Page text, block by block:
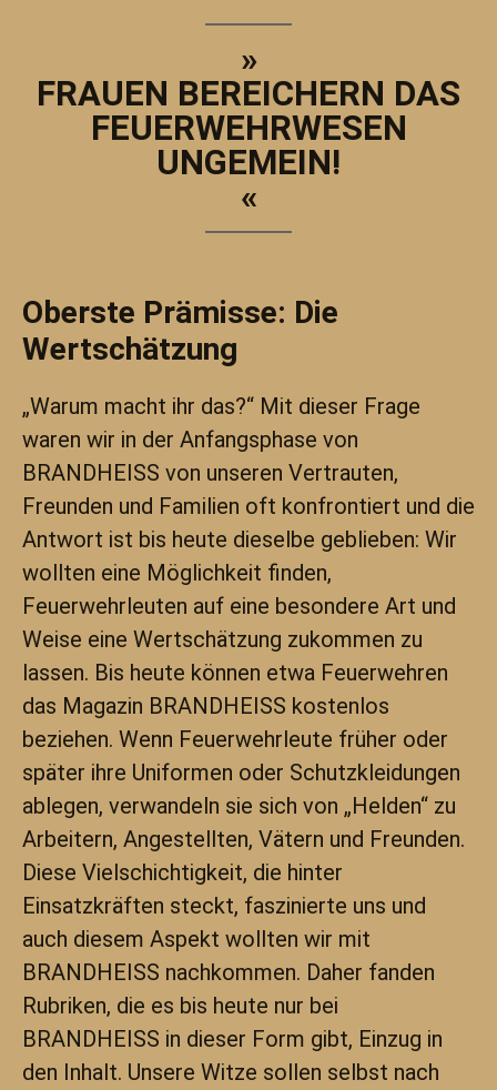
»
FRAUEN BEREICHERN DAS
FEUERWEHRWESEN
UNGEMEIN!
«
Oberste Prämisse: Die
Wertschätzung
„Warum macht ihr das?“ Mit dieser Frage
waren wir in der Anfangsphase von
BRANDHEISS von unseren Vertrauten,
Freunden und Familien oft konfrontiert und die
Antwort ist bis heute dieselbe geblieben: Wir
wollten eine Möglichkeit finden,
Feuerwehrleuten auf eine besondere Art und
Weise eine Wertschätzung zukommen zu
lassen. Bis heute können etwa Feuerwehren
das Magazin BRANDHEISS kostenlos
beziehen. Wenn Feuerwehrleute früher oder
später ihre Uniformen oder Schutzkleidungen
ablegen, verwandeln sie sich von „Helden“ zu
Arbeitern, Angestellten, Vätern und Freunden.
Diese Vielschichtigkeit, die hinter
Einsatzkräften steckt, faszinierte uns und
auch diesem Aspekt wollten wir mit
BRANDHEISS nachkommen. Daher fanden
Rubriken, die es bis heute nur bei
BRANDHEISS in dieser Form gibt, Einzug in
den Inhalt. Unsere Witze sollen selbst nach